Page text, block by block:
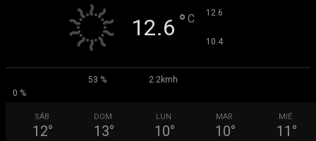
12.6 ° C 12.6
10.4
53 %
2.2kmh
0 %
SÁB
12°
DOM
13°
LUN
10°
MAR
10°
MIÉ
11 °